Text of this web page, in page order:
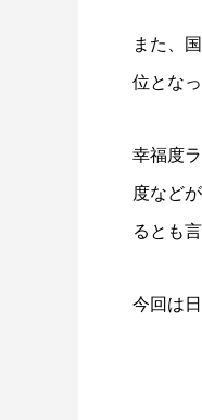
高校生のた
大学生も知
また、
位とな
幸福度
度など
るとも
今回は